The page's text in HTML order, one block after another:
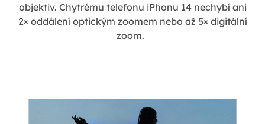
objektiv. Chytrému telefonu iPhonu 14 nechybí ani
2× oddálení optickým zoomem nebo až 5× digitální
zoom.